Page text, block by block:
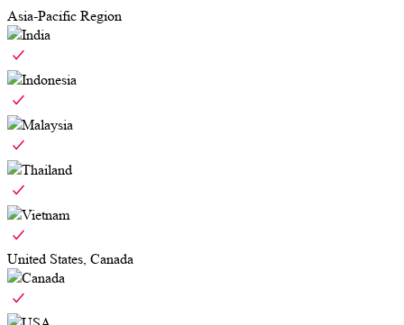
Asia-Pacific Region
India
Indonesia
Malaysia
Thailand
Vietnam
United States, Canada
Canada